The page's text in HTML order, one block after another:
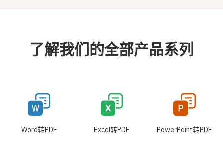
了解我们的全部产品系列
Word转PDF Excel转PDF PowerPoint转PDF